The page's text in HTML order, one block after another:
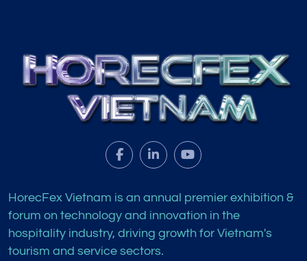
HorecFex Vietnam is an annual premier exhibition &
forum on technology and innovation in the
hospitality industry, driving growth for Vietnam's
tourism and service sectors.